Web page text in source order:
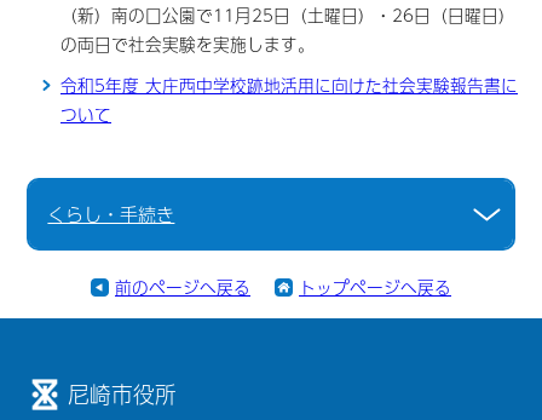
（新）南の口公園で11月25日（土曜日）・26日（日曜日）
の両日で社会実験を実施します。
令和5年度 大庄西中学校跡地活用に向けた社会実験報告書に
ついて
くらし・手続き
前のページへ戻る トップページへ戻る
尼崎市役所